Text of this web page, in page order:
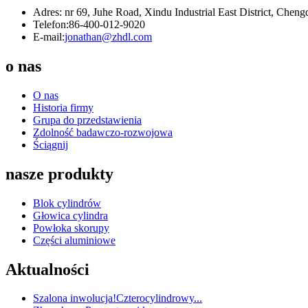
Adres: nr 69, Juhe Road, Xindu Industrial East District,
Telefon:86-400-012-9020
E-mail:jonathan@zhdl.com
o nas
O nas
Historia firmy
Grupa do przedstawienia
Zdolność badawczo-rozwojowa
Ściągnij
nasze produkty
Blok cylindrów
Głowica cylindra
Powłoka skorupy
Części aluminiowe
Aktualności
Szalona inwolucja!Czterocylindrowy...